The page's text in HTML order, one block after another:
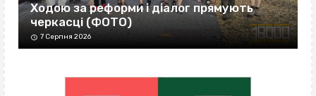
Ходою за реформи і діалог прямують
черкасці (ФОТО)
7 Серпня 2026